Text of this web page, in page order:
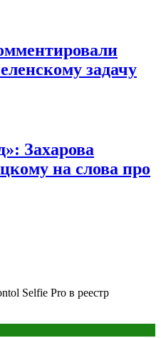
задачу
Захарова
на слова про
Selfie Pro в реестр